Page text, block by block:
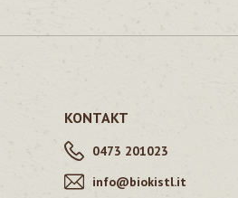
KONTAKT
0473 201023
info@biokistl.it